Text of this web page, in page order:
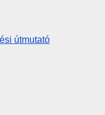
útmutató